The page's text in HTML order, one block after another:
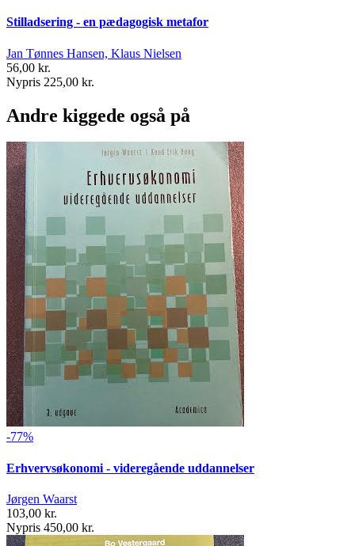
Stilladsering - en pædagogisk metafor
Jan Tønnes Hansen, Klaus Nielsen
56,00 kr.
Nypris 225,00 kr.
Andre kiggede også på
-77%
Erhvervsøkonomi - videregående uddannelser
Jørgen Waarst
103,00 kr.
Nypris 450,00 kr.